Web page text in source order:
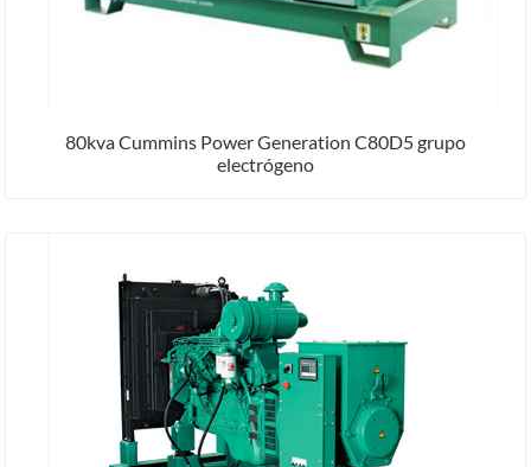
80kva Cummins Power Generation C80D5 grupo
electrógeno